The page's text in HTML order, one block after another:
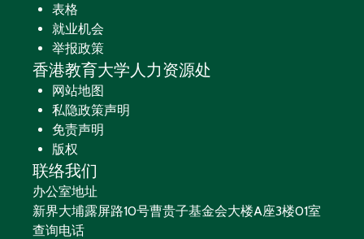
表格
就业机会
举报政策
香港教育大学人力资源处
网站地图
私隐政策声明
免责声明
版权
联络我们
办公室地址
新界大埔露屏路10号曹贵子基金会大楼A座3楼01室
查询电话